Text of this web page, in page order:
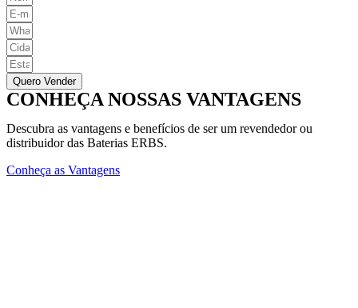
Quero Vender
CONHEÇA NOSSAS VANTAGENS
Descubra as vantagens e benefícios de ser um revendedor ou
distribuidor das Baterias ERBS.
Conheça as Vantagens